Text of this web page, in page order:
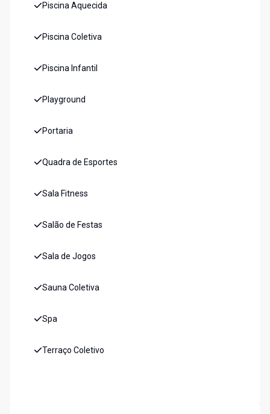
Piscina Aquecida
Piscina Coletiva
Piscina Infantil
Playground
Portaria
Quadra de Esportes
Sala Fitness
Salão de Festas
Sala de Jogos
Sauna Coletiva
Spa
Terraço Coletivo